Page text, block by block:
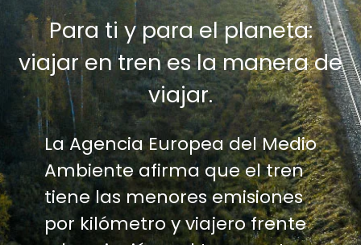
Para ti y para el planeta:
viajar en tren es la manera de
viajar.
La Agencia Europea del Medio
Ambiente afirma que el tren
tiene las menores emisiones
por kilómetro y viajero frente